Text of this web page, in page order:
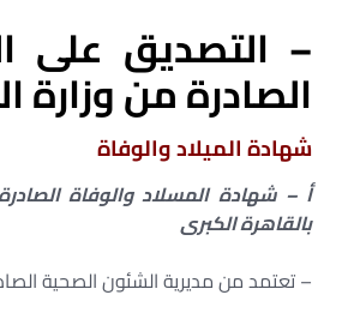
– التصديق على
الصادرة من وزارة
شهادة الميلاد والوفاة
أ – شهادة المسلاد والوفاة
بالقاهرة الكبرى
– تعتمد من مديرية الشئون الصحية